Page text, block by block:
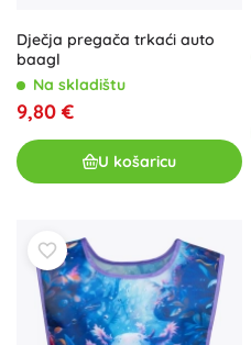
Dječja pregača trkaći auto
baagl
Na skladištu
9,80 €
U košaricu